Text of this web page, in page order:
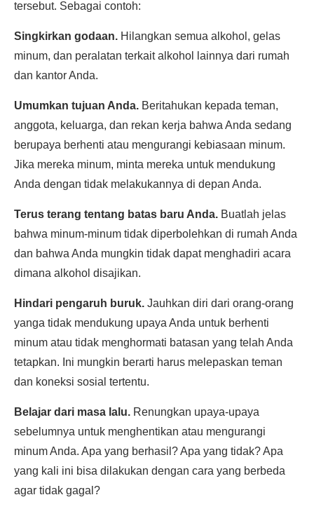
tersebut. Sebagai contoh:
Singkirkan godaan. Hilangkan semua alkohol, gelas
minum, dan peralatan terkait alkohol lainnya dari rumah
dan kantor Anda.
Umumkan tujuan Anda. Beritahukan kepada teman,
anggota, keluarga, dan rekan kerja bahwa Anda sedang
berupaya berhenti atau mengurangi kebiasaan minum.
Jika mereka minum, minta mereka untuk mendukung
Anda dengan tidak melakukannya di depan Anda.
Terus terang tentang batas baru Anda. Buatlah jelas
bahwa minum-minum tidak diperbolehkan di rumah Anda
dan bahwa Anda mungkin tidak dapat menghadiri acara
dimana alkohol disajikan.
Hindari pengaruh buruk. Jauhkan diri dari orang-orang
yanga tidak mendukung upaya Anda untuk berhenti
minum atau tidak menghormati batasan yang telah Anda
tetapkan. Ini mungkin berarti harus melepaskan teman
dan koneksi sosial tertentu.
Belajar dari masa lalu. Renungkan upaya-upaya
sebelumnya untuk menghentikan atau mengurangi
minum Anda. Apa yang berhasil? Apa yang tidak? Apa
yang kali ini bisa dilakukan dengan cara yang berbeda
agar tidak gagal?